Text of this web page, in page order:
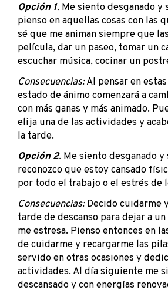
Opción 1. Me siento desganado y
pienso en aquellas cosas con las
sé que me animan siempre que
película, dar un paseo, tomar un
escuchar música, cocinar un
Consecuencias:Al pensar en
estado de ánimo comenzará a
con más ganas y más animado.
elija una de las actividades y
la tarde.
Opción 2. Me siento desganado
reconozco que estoy cansado
por todo el trabajo o el estrés de
Consecuencias:Decido cuidarme
tarde de descanso para dejar a
me estresa. Pienso entonces en
de cuidarme y recargarme las
servido en otras ocasiones y
actividades. Al día siguiente me
descansado y con energías